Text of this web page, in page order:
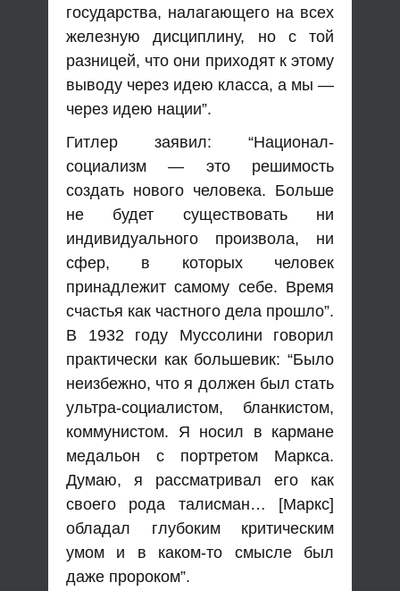
государства, налагающего на всех
железную дисциплину, но с той
разницей, что они приходят к этому
выводу через идею класса, а мы —
через идею нации”.
Гитлер заявил: “Национал-
социализм — это решимость
создать нового человека. Больше
не будет существовать ни
индивидуального произвола, ни
сфер, в которых человек
принадлежит самому себе. Время
счастья как частного дела прошло”.
В 1932 году Муссолини говорил
практически как большевик: “Было
неизбежно, что я должен был стать
ультра-социалистом, бланкистом,
коммунистом. Я носил в кармане
медальон с портретом Маркса.
Думаю, я рассматривал его как
своего рода талисман… [Маркс]
обладал глубоким критическим
умом и в каком-то смысле был
даже пророком”.